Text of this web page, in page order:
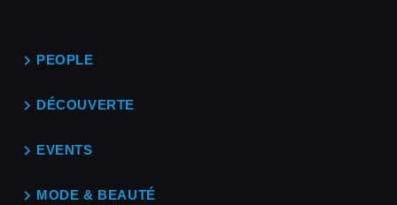
PEOPLE
DÉCOUVERTE
EVENTS
MODE & BEAUTÉ